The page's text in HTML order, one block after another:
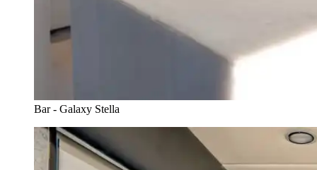
Bar - Galaxy Stella